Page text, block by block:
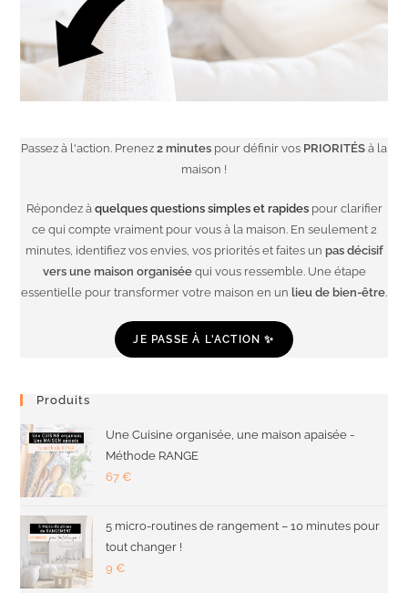
Passez à l'action. Prenez 2 minutes pour définir vos PRIORITÉS à la
maison !
Répondez à quelques questions simples et rapidespour clarifier
ce qui compte vraiment pour vous à la maison. En seulement 2
minutes, identifiez vos envies, vos priorités et faites un pas décisif
vers une maison organiséequi vous ressemble. Une étape
essentielle pour transformer votre maison en un lieu de bien-être.
JE PASSE À L'ACTION ✨
Produits
Une Cuisine organisée, une maison apaisée -
Méthode RANGE
67€
5 micro-routines de rangement – 10 minutes pour
tout changer !
9€